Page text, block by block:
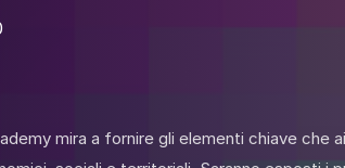
mira a fornire gli elementi chiave